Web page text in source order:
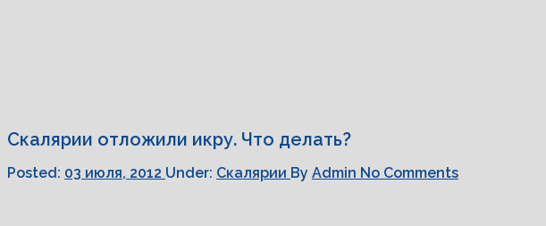
Скалярии отложили икру. Что делать?
Posted: 03 июля, 2012 Under: Скалярии By Admin No Comments